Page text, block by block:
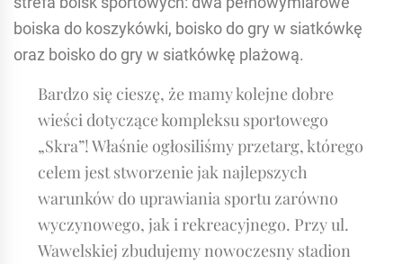
boiska do koszykówki, boisko do gry w siatkówkę
oraz boisko do gry w siatkówkę plażową.
Bardzo się cieszę, że mamy kolejne dobre
wieści dotyczące kompleksu sportowego
„Skra”! Właśnie ogłosiliśmy przetarg, którego
celem jest stworzenie jak najlepszych
warunków do uprawiania sportu zarówno
wyczynowego, jak i rekreacyjnego. Przy ul.
Wawelskiej zbudujemy nowoczesny stadion